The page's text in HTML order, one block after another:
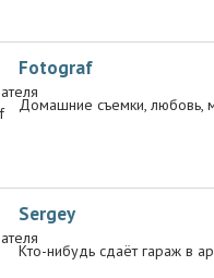
Fotograf
Домашние съемки, любовь,
Sergey
Кто-нибудь сдаёт гараж в